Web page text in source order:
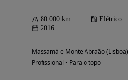
80 000 km Elétrico
2016
Massamá e Monte Abraão (Lisboa)
Profissional • Para o topo